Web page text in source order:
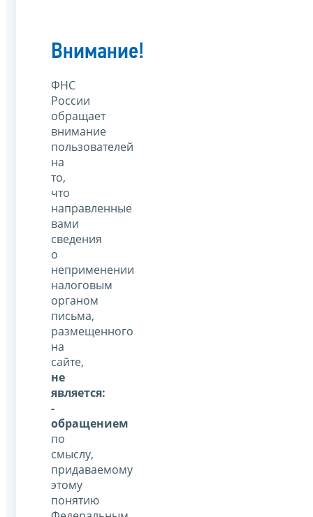
Внимание!
ФНС
России
обращает
внимание
пользователей
на
то,
что
направленные
вами
сведения
о
неприменении
налоговым
органом
письма,
размещенного
на
сайте,
не
является:
-
обращением
по
смыслу,
придаваемому
этому
понятию